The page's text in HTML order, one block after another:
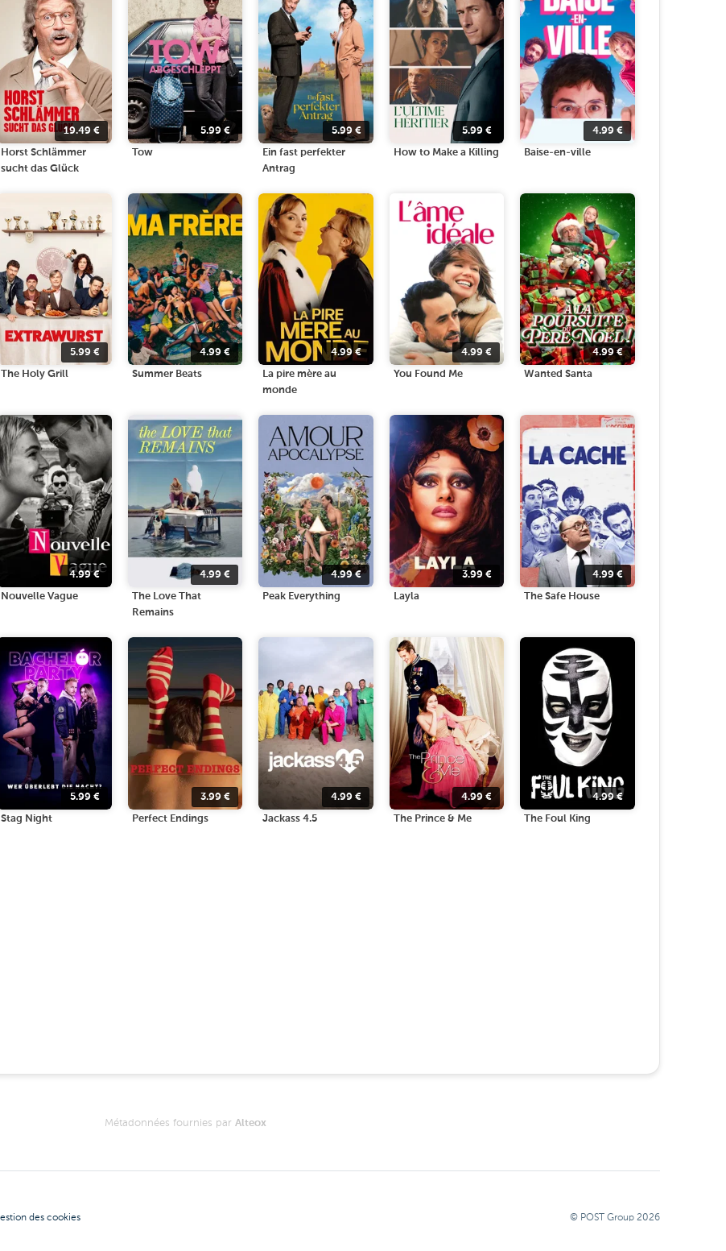
19.49€
Horst Schlämmer
sucht das Glück
5.99 €
Tow
5.99€
Ein fast perfekter
Antrag
5.99 €
How to Make a Killing
4.99€
Baise-en-ville
5.99€
The Holy Grill
4.99 €
Summer Beats
4.99€
La pire mère au
monde
4.99 €
You Found Me
4.99€
Wanted Santa
4.99€
Nouvelle Vague
4.99 €
The Love That
Remains
4.99€
Peak Everything
3.99 €
Layla
4.99€
The Safe House
5.99€
Stag Night
3.99 €
Perfect Endings
4.99€
Jackass 4.5
4.99 €
The Prince & Me
4.99€
The Foul King
Métadonnées fournies par Alteox
des cookies © POST Group 2026